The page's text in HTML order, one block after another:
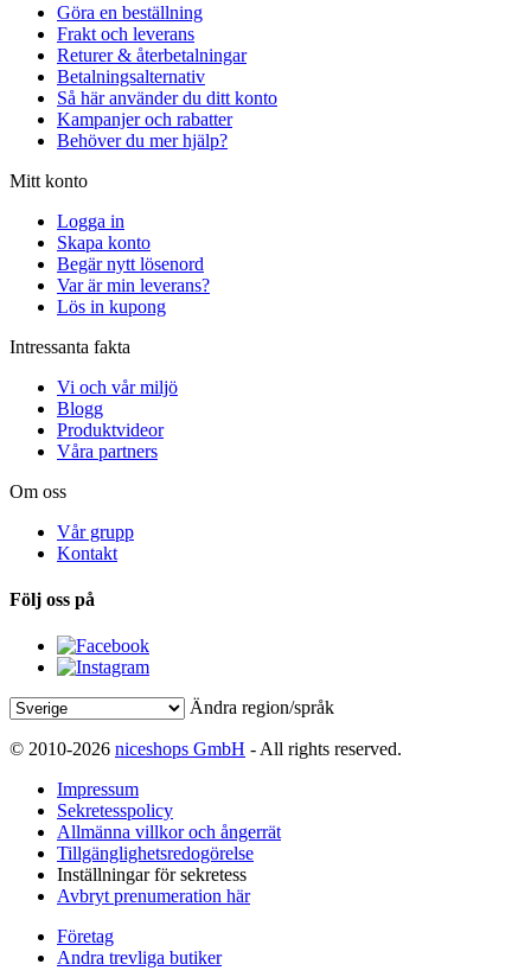
Göra en beställning
Frakt och leverans
Returer & återbetalningar
Betalningsalternativ
Så här använder du ditt konto
Kampanjer och rabatter
Behöver du mer hjälp?
Mitt konto
Logga in
Skapa konto
Begär nytt lösenord
Var är min leverans?
Lös in kupong
Intressanta fakta
Vi och vår miljö
Blogg
Produktvideor
Våra partners
Om oss
Vår grupp
Kontakt
Följ oss på
Ändra region/språk
© 2010-2026 niceshops GmbH - All rights reserved.
Impressum
Sekretesspolicy
Allmänna villkor och ångerrät
Tillgänglighetsredogörelse
Inställningar för sekretess
Avbryt prenumeration här
Företag
Andra trevliga butiker